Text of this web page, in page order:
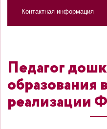
Контактная информация
Педагог
образования
реализации